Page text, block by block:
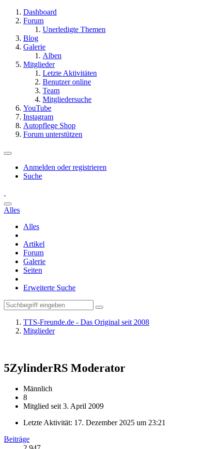
Dashboard
Forum
Unerledigte Themen
Blog
Galerie
Alben
Mitglieder
Letzte Aktivitäten
Benutzer online
Team
Mitgliedersuche
YouTube
Instagram
Autopflege Shop
Forum unterstützen
Anmelden oder registrieren
Suche
Alles
Alles
Artikel
Forum
Galerie
Seiten
Erweiterte Suche
TTS-Freunde.de - Das Original seit 2008
Mitglieder
5ZylinderRS Moderator
Männlich
8
Mitglied seit 3. April 2009
Letzte Aktivität: 17. Dezember 2025 um 23:21
Beiträge